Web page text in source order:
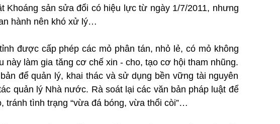
Khoáng sản sửa đổi có hiệu lực từ ngày 1/7/2011, nhưng
hành nên khó xử lý…
được cấp phép các mỏ phân tán, nhỏ lẻ, có mỏ không
làm gia tăng cơ chế xin - cho, tạo cơ hội tham nhũng.
để quản lý, khai thác và sử dụng bền vững tài nguyên
quản lý Nhà nước. Rà soát lại các văn bản pháp luật để
tránh tình trạng “vừa đá bóng, vừa thổi còi”…